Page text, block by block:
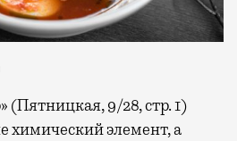
химический элемент, а